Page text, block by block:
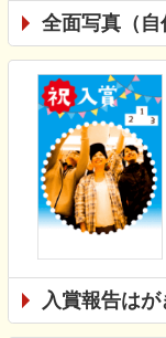
全面写真（自
入賞報告はが